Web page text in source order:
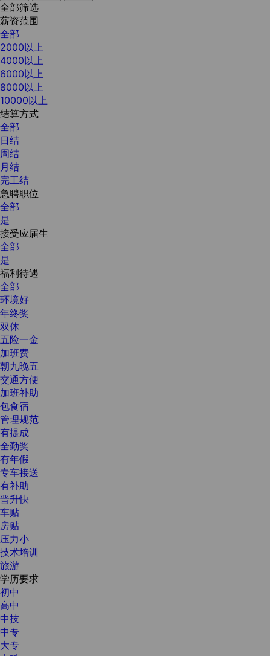
全部筛选
薪资范围
全部
2000以上
4000以上
6000以上
8000以上
10000以上
结算方式
全部
日结
周结
月结
完工结
急聘职位
全部
是
接受应届生
全部
是
福利待遇
全部
环境好
年终奖
双休
五险一金
加班费
朝九晚五
交通方便
加班补助
包食宿
管理规范
有提成
全勤奖
有年假
专车接送
有补助
晋升快
车贴
房贴
压力小
技术培训
旅游
学历要求
初中
高中
中技
中专
大专